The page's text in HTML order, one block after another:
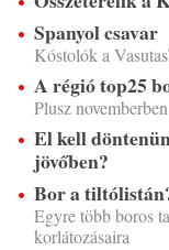
Spanyol csavar
Kóstolók a
A régió top25
Plusz
El kell
jövőben?
Bor a
Egyre több boros
korlátozásaira